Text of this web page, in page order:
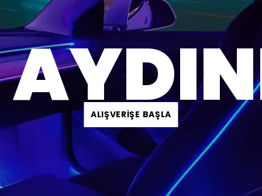
ALIŞVERİŞE BAŞLA